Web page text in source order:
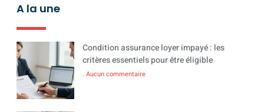
A la une
Condition assurance loyer impayé : les
critères essentiels pour être éligible
Aucun commentaire